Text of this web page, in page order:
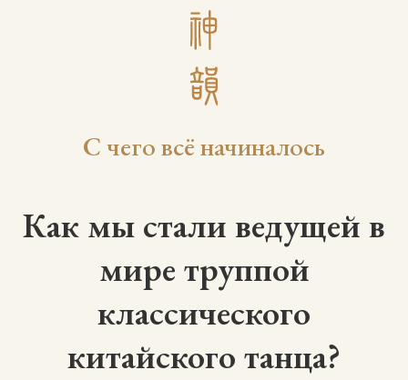
С чего всё начиналось
Как мы стали ведущей в
мире труппой
классического
китайского танца?